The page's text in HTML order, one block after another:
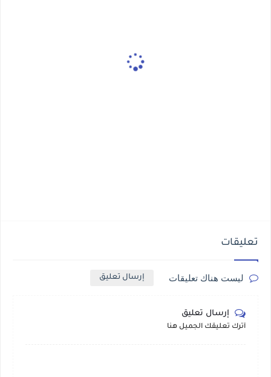
تعليقات
ليست هناك تعليقات إرسال تعليق
إرسال تعليق
أترك تعليقك الجميل هنا